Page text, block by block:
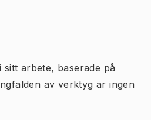
arbete, baserade på
av verktyg är ingen